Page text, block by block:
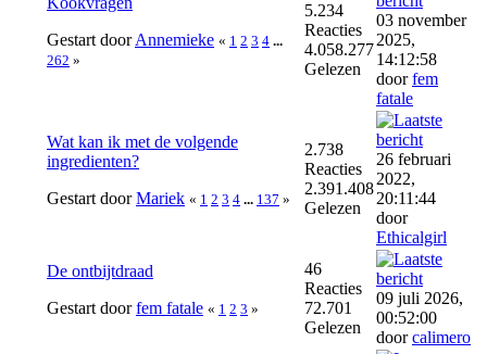
Gestart doorAnnemieke « 1 2 3 4 ...
262 »
5.234
Reacties
4.058.277
Gelezen
03 november
2025,
14:12:58
doorfem
fatale
Wat kan ik met de volgende
ingredienten?
Gestart doorMariek « 1 2 3 4 ... 137 »
2.738
Reacties
2.391.408
Gelezen
26 februari
2022,
20:11:44
door
Ethicalgirl
De ontbijtdraad
Gestart doorfem fatale « 1 2 3 »
46
Reacties
72.701
Gelezen
09 juli 2026,
00:52:00
doorcalimero